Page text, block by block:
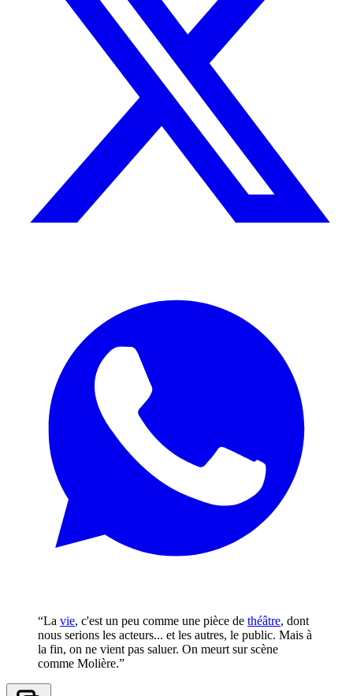
“La vie, c'est un peu comme une pièce de théâtre, dont
nous serions les acteurs... et les autres, le public. Mais à
la fin, on ne vient pas saluer. On meurt sur scène
comme Molière.”